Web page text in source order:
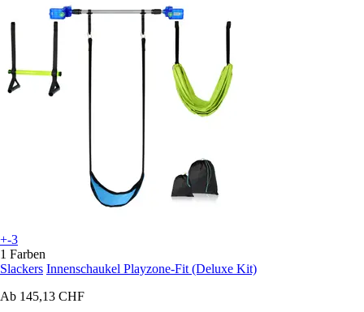
+-3
1 Farben
Slackers Innenschaukel Playzone-Fit (Deluxe Kit)
Ab 145,13 CHF